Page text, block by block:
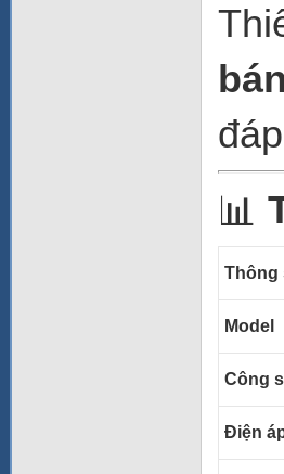
📊
Thông
Model
Công
Điện